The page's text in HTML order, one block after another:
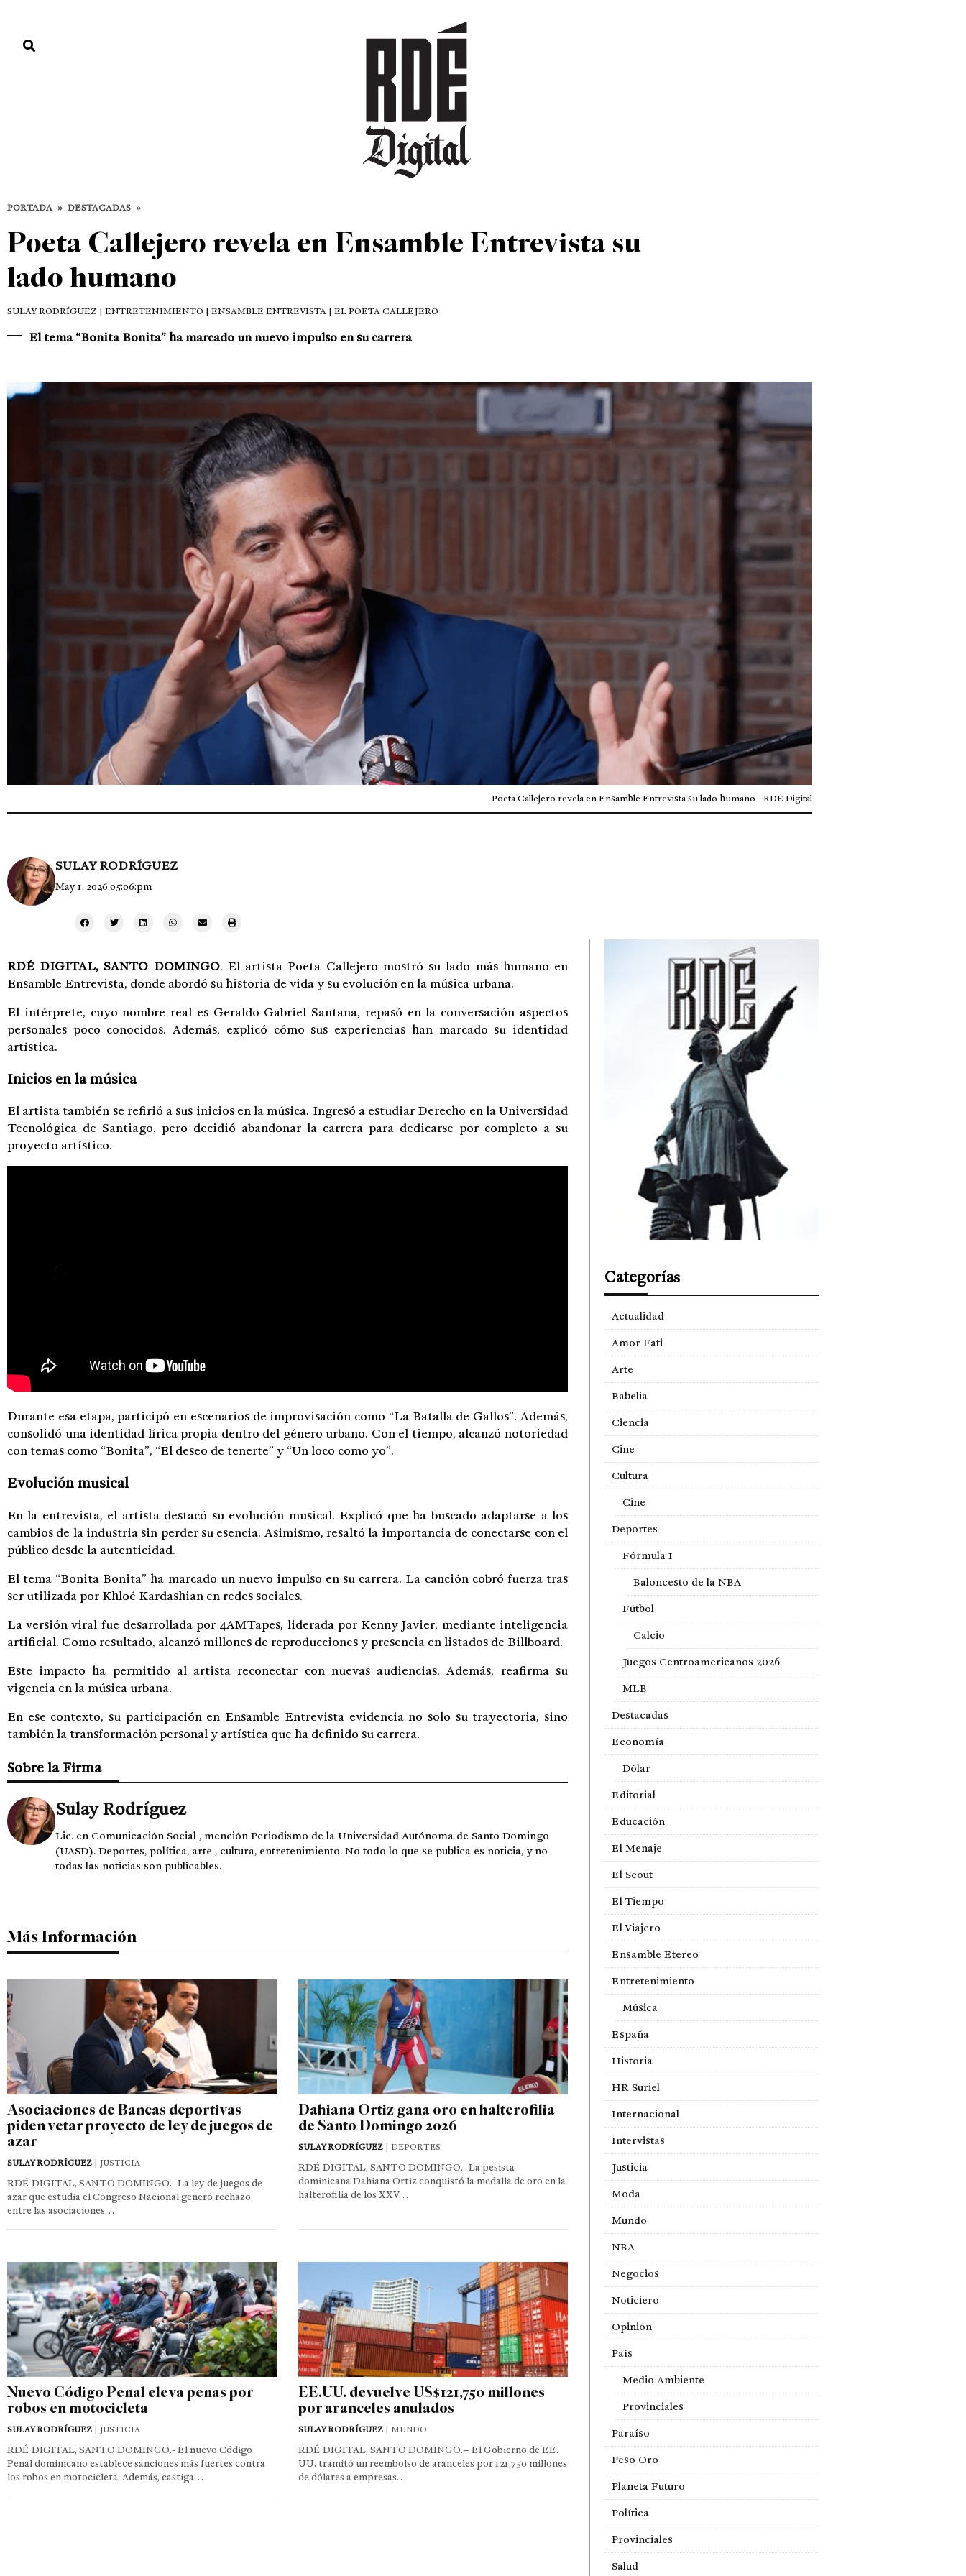
DEPORTES CULTURA ENTRETENIMIENTO
PORTADA » DESTACADAS »
Poeta Callejero revela en Ensamble Entrevista su
lado humano
SULAY RODRÍGUEZ | ENTRETENIMIENTO | ENSAMBLE ENTREVISTA | EL POETA CALLEJERO
El tema “Bonita Bonita” ha marcado un nuevo impulso en su carrera
Poeta Callejero revela en Ensamble Entrevista su lado humano - RDE Digital
SULAY RODRÍGUEZ
May 1, 2026 05:06:pm
RDÉ DIGITAL, SANTO DOMINGO. El artista Poeta Callejero mostró su lado más humano en
Ensamble Entrevista, donde abordó su historia de vida y su evolución en la música urbana.
El intérprete, cuyo nombre real es Geraldo Gabriel Santana, repasó en la conversación aspectos
personales poco conocidos. Además, explicó cómo sus experiencias han marcado su identidad
artística.
Inicios en la música
El artista también se refirió a sus inicios en la música. Ingresó a estudiar Derecho en laUniversidad
Tecnológica de Santiago, pero decidió abandonar la carrera para dedicarse por completo a su
proyecto artístico.
Durante esa etapa, participó en escenarios de improvisación como “La Batalla de Gallos”. Además,
consolidó una identidad lírica propia dentro del género urbano. Con el tiempo, alcanzó notoriedad
con temas como “Bonita”, “El deseo de tenerte” y “Un loco como yo”.
Evolución musical
En la entrevista, el artista destacó su evolución musical. Explicó que ha buscado adaptarse a los
cambios de la industria sin perder su esencia. Asimismo, resaltó la importancia de conectarse con el
público desde la autenticidad.
El tema “Bonita Bonita” ha marcado un nuevo impulso en su carrera. La canción cobró fuerza tras
ser utilizada por Khloé Kardashian en redes sociales.
La versión viral fue desarrollada por 4AMTapes, liderada por Kenny Javier, mediante inteligencia
artificial. Como resultado, alcanzó millones de reproducciones y presencia en listados de Billboard.
Este impacto ha permitido al artista reconectar con nuevas audiencias. Además, reafirma su
vigencia en la música urbana.
En ese contexto, su participación en Ensamble Entrevista evidencia no solo su trayectoria, sino
también la transformación personal y artística que ha definido su carrera.
Sobre la Firma
Sulay Rodríguez
Lic. en Comunicación Social , mención Periodismo de la Universidad Autónoma de Santo Domingo
(UASD). Deportes, política, arte , cultura, entretenimiento. No todo lo que se publica es noticia, y no
todas las noticias son publicables.
Más Información
Asociaciones de Bancas deportivas
piden vetar proyecto de ley de juegos de
azar
SULAY RODRÍGUEZ | JUSTICIA
RDÉ DIGITAL, SANTO DOMINGO.- La ley de juegos de
azar que estudia el Congreso Nacional generó rechazo
entre las asociaciones…
Dahiana Ortiz gana oro en halterofilia
de Santo Domingo 2026
SULAY RODRÍGUEZ| DEPORTES
RDÉ DIGITAL, SANTO DOMINGO.- La pesista
dominicana Dahiana Ortiz conquistó la medalla de oro en la
halterofilia de los XXV…
Nuevo Código Penal eleva penas por
robos en motocicleta
SULAY RODRÍGUEZ | JUSTICIA
RDÉ DIGITAL, SANTO DOMINGO.- El nuevo Código
Penal dominicano establece sanciones más fuertes contra
los robos en motocicleta. Además, castiga…
EE.UU. devuelve US$121,750 millones
por aranceles anulados
SULAY RODRÍGUEZ| MUNDO
RDÉ DIGITAL, SANTO DOMINGO.– El Gobierno de EE.
UU. tramitó un reembolso de aranceles por 121,750 millones
de dólares a empresas…
Categorías
Actualidad
Amor Fati
Arte
Babelia
Ciencia
Cine
Cultura
Cine
Deportes
Fórmula 1
Baloncesto de la NBA
Fútbol
Calcio
Juegos Centroamericanos 2026
MLB
Destacadas
Economía
Dólar
Editorial
Educación
El Menaje
El Scout
El Tiempo
El Viajero
Ensamble Etereo
Entretenimiento
Música
España
Historia
HR Suriel
Internacional
Intervistas
Justicia
Moda
Mundo
NBA
Negocios
Noticiero
Opinión
País
Medio Ambiente
Provinciales
Paraíso
Peso Oro
Planeta Futuro
Política
Provinciales
Salud